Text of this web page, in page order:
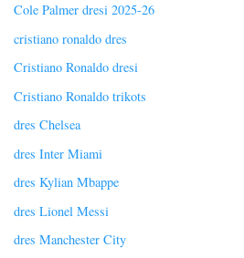
Cole Palmer dresi 2025-26
cristiano ronaldo dres
Cristiano Ronaldo dresi
Cristiano Ronaldo trikots
dres Chelsea
dres Inter Miami
dres Kylian Mbappe
dres Lionel Messi
dres Manchester City